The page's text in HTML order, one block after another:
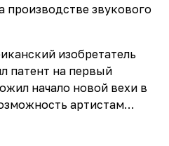
производстве звукового
изобретатель
патент на первый
начало новой вехи в
артистам
микрофонов - шанс